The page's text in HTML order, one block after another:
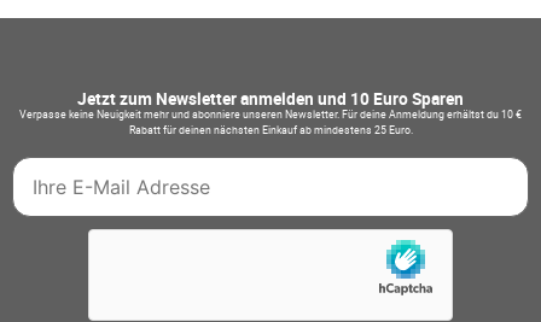
Jetzt zum Newsletter anmelden und 10 Euro Sparen
Verpasse keine Neuigkeit mehr und abonniere unseren Newsletter. Für deine Anmeldung erhältst du 10 €
Rabatt für deinen nächsten Einkauf ab mindestens 25 Euro.